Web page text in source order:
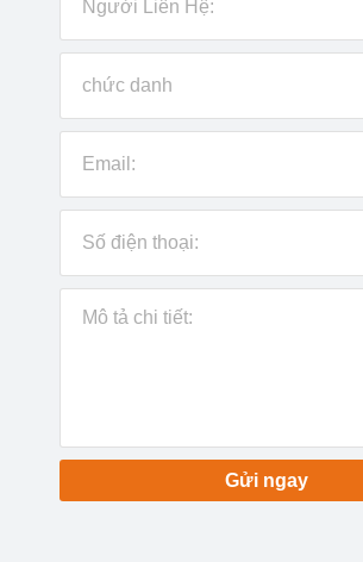
Gửi ngay